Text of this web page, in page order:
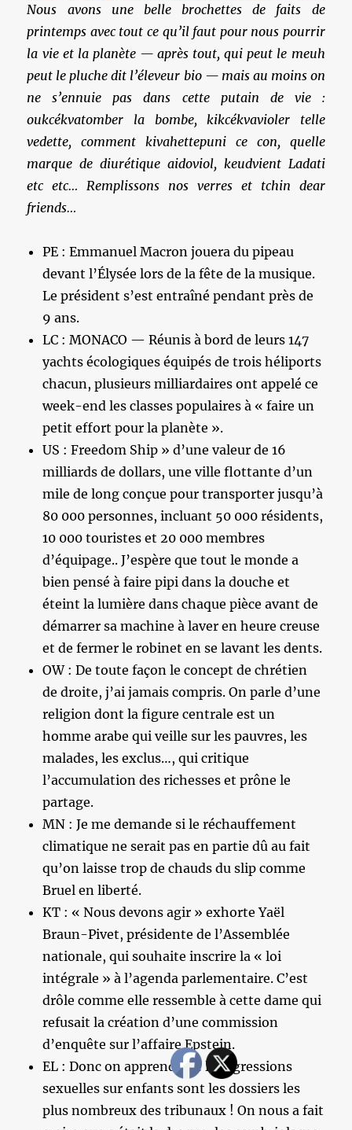
Nous avons une belle brochettes de faits de
printemps avec tout ce qu’il faut pour nous pourrir
la vie et la planète — après tout, qui peut le meuh
peut le pluche dit l’éleveur bio — mais au moins on
ne s’ennuie pas dans cette putain de vie :
oukcékvatomber la bombe, kikcékvavioler telle
vedette, comment kivahettepuni ce con, quelle
marque de diurétique aidoviol, keudvient Ladati
etc etc… Remplissons nos verres et tchin dear
friends…
PE : Emmanuel Macron jouera du pipeau
devant l’Élysée lors de la fête de la musique.
Le président s’est entraîné pendant près de
9 ans.
LC : MONACO — Réunis à bord de leurs 147
yachts écologiques équipés de trois héliports
chacun, plusieurs milliardaires ont appelé ce
week-end les classes populaires à « faire un
petit effort pour la planète ».
US : Freedom Ship » d’une valeur de 16
milliards de dollars, une ville flottante d’un
mile de long conçue pour transporter jusqu’à
80 000 personnes, incluant 50 000 résidents,
10 000 touristes et 20 000 membres
d’équipage.. J’espère que tout le monde a
bien pensé à faire pipi dans la douche et
éteint la lumière dans chaque pièce avant de
démarrer sa machine à laver en heure creuse
et de fermer le robinet en se lavant les dents.
OW : De toute façon le concept de chrétien
de droite, j’ai jamais compris. On parle d’une
religion dont la figure centrale est un
homme arabe qui veille sur les pauvres, les
malades, les exclus…, qui critique
l’accumulation des richesses et prône le
partage.
MN : Je me demande si le réchauffement
climatique ne serait pas en partie dû au fait
qu’on laisse trop de chauds du slip comme
Bruel en liberté.
KT : « Nous devons agir » exhorte Yaël
Braun-Pivet, présidente de l’Assemblée
nationale, qui souhaite inscrire la « loi
intégrale » à l’agenda parlementaire. C’est
drôle comme elle ressemble à cette dame qui
refusait la création d’une commission
d’enquête sur l’affaire Epstein.
EL : Donc on apprend que les agressions
sexuelles sur enfants sont les dossiers les
plus nombreux des tribunaux ! On nous a fait